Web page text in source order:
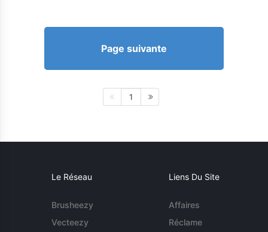
Page suivante
1
Le Réseau
Brusheezy
Vecteezy
Liens Du Site
Affaires
Réclame